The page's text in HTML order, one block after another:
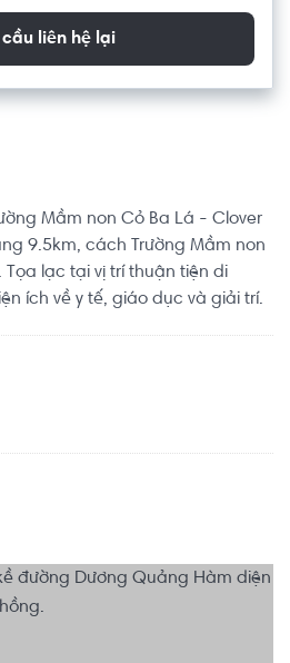
cầu liên hệ lại
Mầm non Cỏ Ba Lá - Clover
9.5km, cách Trường Mầm non
lạc tại vị trí thuận tiện di
ích về y tế, giáo dục và giải trí.